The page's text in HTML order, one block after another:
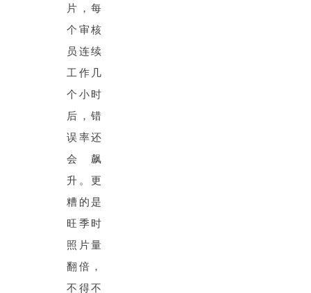
片，每
个审核
员连续
工作几
个小时
后，错
误率还
会飙
升。更
糟的是
旺季时
照片量
翻倍，
不得不